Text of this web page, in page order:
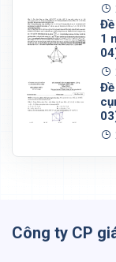
1
Công ty CP